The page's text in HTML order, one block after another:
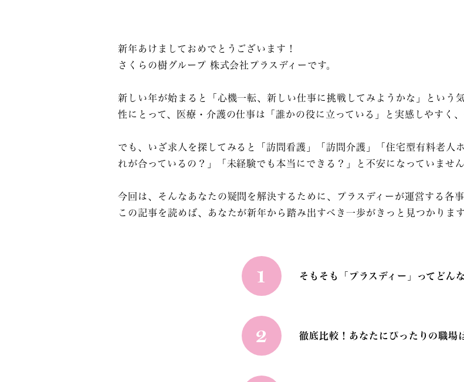
新年あけましておめでとうございます！
さくらの樹グループ 株式会社プラスディーです。
新しい年が始まると「心機一転、新しい仕事に挑戦してみようかな」という
性にとって、医療・介護の仕事は「誰かの役に立っている」と実感しやすく
でも、いざ求人を探してみると「訪問看護」「訪問介護」「住宅型有料老
れが合っているの？」「未経験でも本当にできる？」と不安になっていませ
今回は、そんなあなたの疑問を解決するために、プラスディーが運営する各
この記事を読めば、あなたが新年から踏み出すべき一歩がきっと見つかります
1 そもそも「プラスディー」ってどん
2 徹底比較！あなたにぴったりの職場